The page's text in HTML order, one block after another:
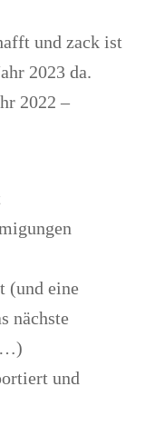
und zack ist
2023 da.
2022 –
(und eine
nächste
und